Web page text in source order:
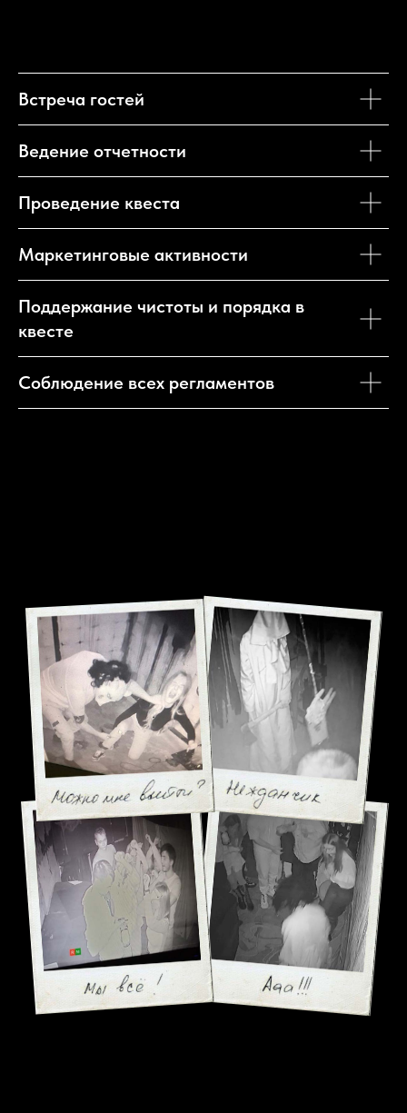
Встреча гостей
Ведение отчетности
Проведение квеста
Маркетинговые активности
Поддержание чистоты и порядка в
квесте
Соблюдение всех регламентов